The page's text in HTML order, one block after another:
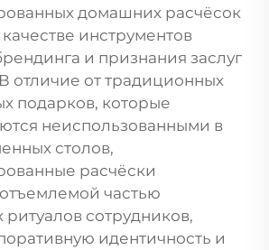
домашних расчёсок
инструментов
и признания заслуг
отличие от традиционных
подарков, которые
неиспользованными в
столов,
расчёски
частью
сотрудников,
идентичность и